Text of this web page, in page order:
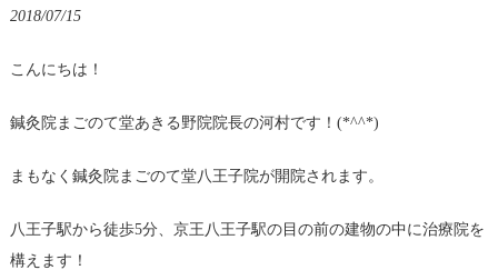
2018/07/15
こんにちは！
鍼灸院まごのて堂あきる野院院長の河村です！(*^^*)
まもなく鍼灸院まごのて堂八王子院が開院されます。
八王子駅から徒歩5分、京王八王子駅の目の前の建物の中に治療院を
構えます！